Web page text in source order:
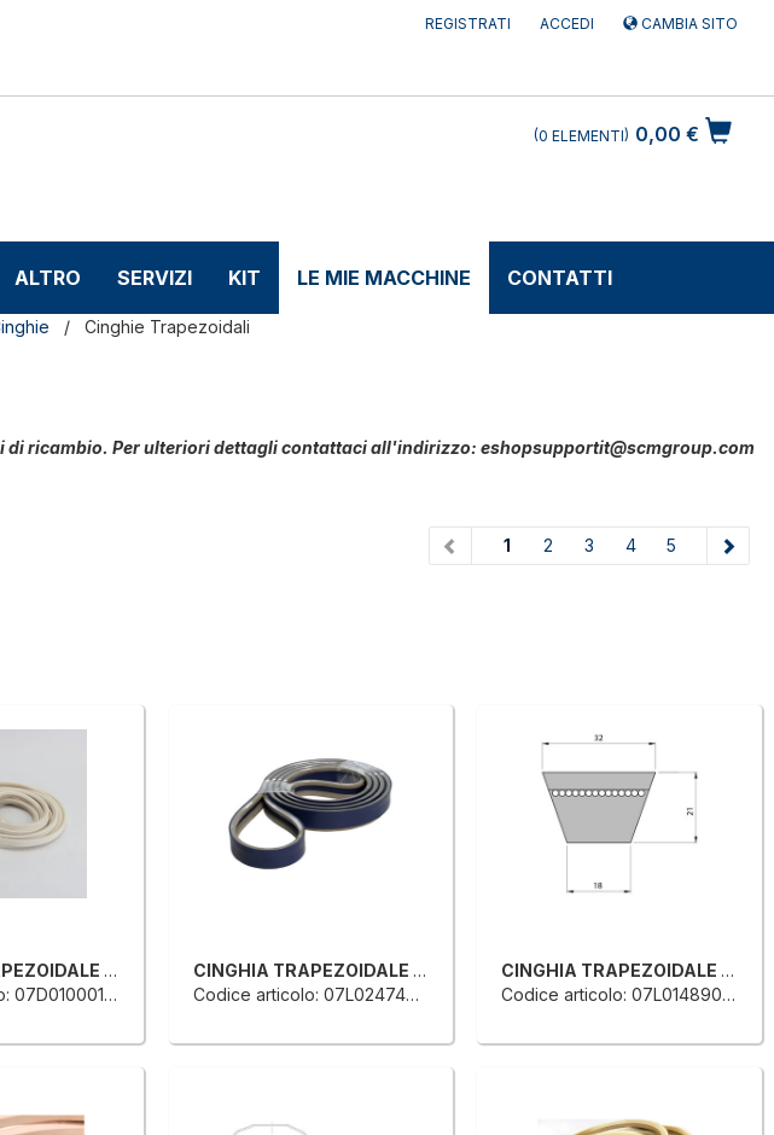
REGISTRATI ACCEDI CAMBIA SITO
0,00 €
0 ELEMENTI
ALTRO SERVIZI KIT LE MIE MACCHINE CONTATTI
Cinghie Trapezoidali
di ricambio. Per ulteriori dettagli contattaci all'indirizzo: eshopsupportit@scmgroup.com
1 (current)
2 3 4 5
CINGHIA TRAPEZOIDALE PER TRASPORTO ANELLO CHIUSO
CINGHIA TRAPEZOIDALE PER TRASPORTO ANELLO CHIUSO
Codice articolo: 07L0247497H
CINGHIA TRAPEZOIDALE PER TRASPORTO ANELLO CHIUSO
Codice articolo: 07L0148906G